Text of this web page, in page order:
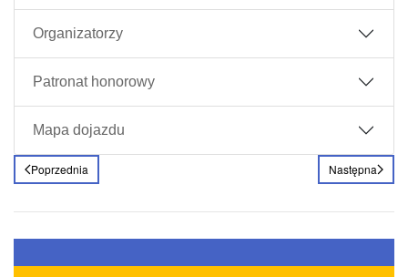
Organizatorzy
Patronat honorowy
Mapa dojazdu
Poprzednia Następna